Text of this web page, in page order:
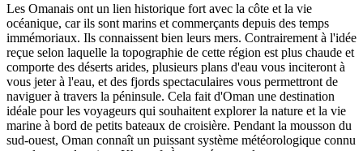
Les Omanais ont un lien historique fort avec la côte et la vie
océanique, car ils sont marins et commerçants depuis des temps
immémoriaux. Ils connaissent bien leurs mers. Contrairement à l'idée
reçue selon laquelle la topographie de cette région est plus chaude et
comporte des déserts arides, plusieurs plans d'eau vous inciteront à
vous jeter à l'eau, et des fjords spectaculaires vous permettront de
naviguer à travers la péninsule. Cela fait d'Oman une destination
idéale pour les voyageurs qui souhaitent explorer la nature et la vie
marine à bord de petits bateaux de croisière. Pendant la mousson du
sud-ouest, Oman connaît un puissant système météorologique connu